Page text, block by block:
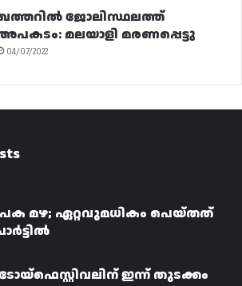
ജോലിസ്ഥലത്ത്
മലയാളി മരണപ്പെട്ടു
04/07/2022
മഴ; ഏറ്റവുമധികം പെയ്തത്
ഇന്ന് തുടക്കം